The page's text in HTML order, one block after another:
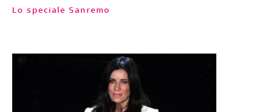
Lo speciale Sanremo